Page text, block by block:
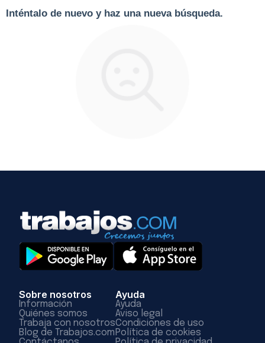
Inténtalo de nuevo y haz una nueva búsqueda.
Sobre nosotros
Información
Quiénes somos
Trabaja con nosotros
Blog de Trabajos.com
Ayuda
Ayuda
Aviso legal
Condiciones de uso
Política de cookies